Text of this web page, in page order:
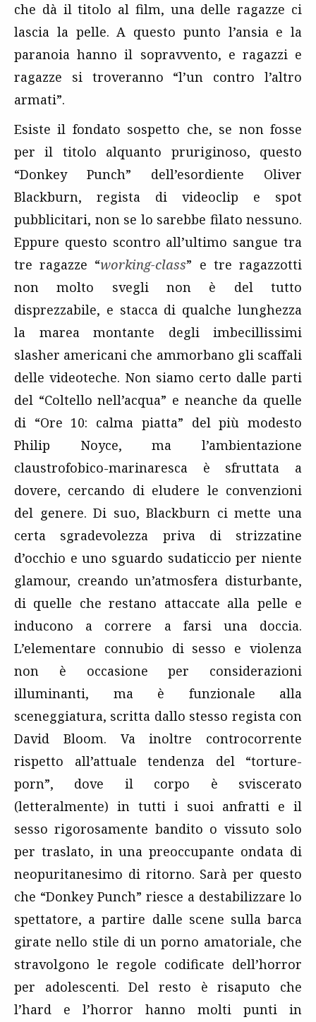
che dà il titolo al film, una delle ragazze ci
lascia la pelle. A questo punto l’ansia e la
paranoia hanno il sopravvento, e ragazzi e
ragazze si troveranno “l’un contro l’altro
armati”.
Esiste il fondato sospetto che, se non fosse
per il titolo alquanto pruriginoso, questo
“Donkey Punch” dell’esordiente Oliver
Blackburn, regista di videoclip e spot
pubblicitari, non se lo sarebbe filato nessuno.
Eppure questo scontro all’ultimo sangue tra
tre ragazze “working-class” e tre ragazzotti
non molto svegli non è del tutto
disprezzabile, e stacca di qualche lunghezza
la marea montante degli imbecillissimi
slasher americani che ammorbano gli scaffali
delle videoteche. Non siamo certo dalle parti
del “Coltello nell’acqua” e neanche da quelle
di “Ore 10: calma piatta” del più modesto
Philip Noyce, ma l’ambientazione
claustrofobico-marinaresca è sfruttata a
dovere, cercando di eludere le convenzioni
del genere. Di suo, Blackburn ci mette una
certa sgradevolezza priva di strizzatine
d’occhio e uno sguardo sudaticcio per niente
glamour, creando un’atmosfera disturbante,
di quelle che restano attaccate alla pelle e
inducono a correre a farsi una doccia.
L’elementare connubio di sesso e violenza
non è occasione per considerazioni
illuminanti, ma è funzionale alla
sceneggiatura, scritta dallo stesso regista con
David Bloom. Va inoltre controcorrente
rispetto all’attuale tendenza del “torture-
porn”, dove il corpo è sviscerato
(letteralmente) in tutti i suoi anfratti e il
sesso rigorosamente bandito o vissuto solo
per traslato, in una preoccupante ondata di
neopuritanesimo di ritorno. Sarà per questo
che “Donkey Punch” riesce a destabilizzare lo
spettatore, a partire dalle scene sulla barca
girate nello stile di un porno amatoriale, che
stravolgono le regole codificate dell’horror
per adolescenti. Del resto è risaputo che
l’hard e l’horror hanno molti punti in